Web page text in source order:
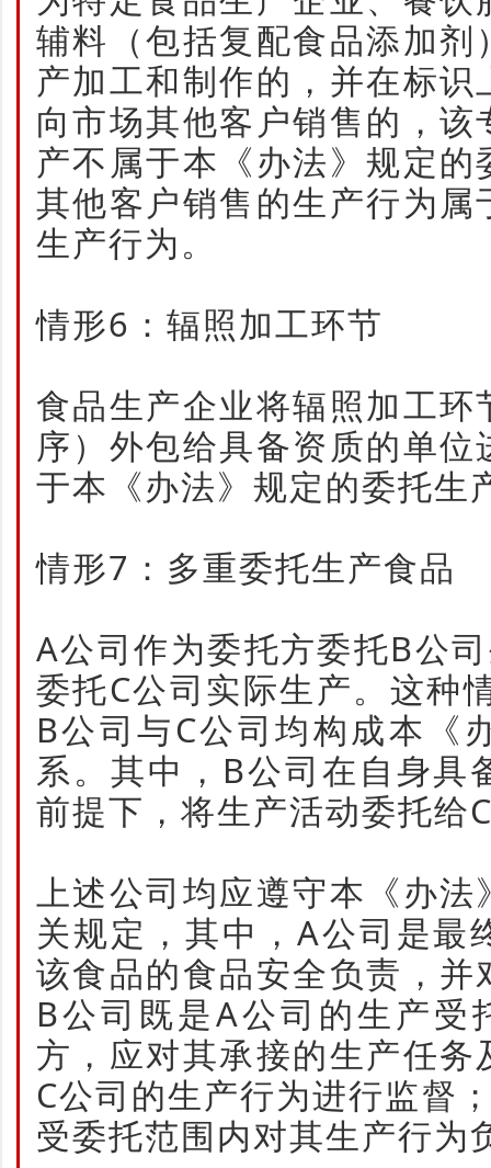
辅料（包括复配食品添加
产加工和制作的，并在标
向市场其他客户销售的，
产不属于本《办法》规定
其他客户销售的生产行为
生产行为。
情形6：辐照加工环节
食品生产企业将辐照加工
序）外包给具备资质的单
于本《办法》规定的委托生
情形7：多重委托生产食品
A公司作为委托方委托B公
委托C公司实际生产。这种
B公司与C公司均构成本《
系。其中，B公司在自身具
前提下，将生产活动委托给
上述公司均应遵守本《办
关规定，其中，A公司是最
该食品的食品安全负责，
B公司既是A公司的生产受
方，应对其承接的生产任
C公司的生产行为进行监督
受委托范围内对其生产行为